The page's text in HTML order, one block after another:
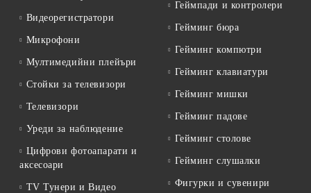
Видеорегистратори
Микрофони
Мултимедийни плейъри
Стойки за телевизори
Телевизори
Уреди за наблюдение
Цифрови фотоапарати и
аксесоари
TV Тунери и Видео
Геймпади и контролери
Гейминг бюра
Гейминг компютри
Гейминг клавиатури
Гейминг мишки
Гейминг падове
Гейминг столове
Гейминг слушалки
Фигурки и сувенири